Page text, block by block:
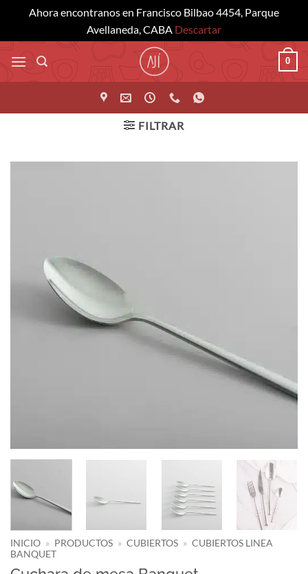
Ahora encontranos en Francisco Bilbao 4454, Parque
Avellaneda, CABA Descartar
Saltar
al
contenido
0
FILTRAR
INICIO » PRODUCTOS » CUBIERTOS » CUBIERTOS LINEA
BANQUET